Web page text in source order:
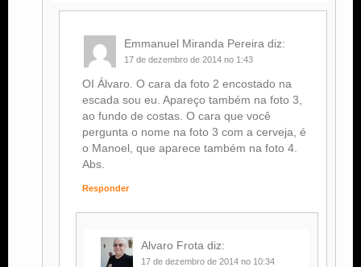
Emmanuel Miranda Pereira diz:
17 de dezembro de 2014 no 1:43
OI Álvaro. O cara da foto 2 encostado na
escada sou eu. Apareço também na foto 3,
ao fundo de costas. O cara que você
pergunta o nome na foto 3 com a cerveja, é
o Manoel, que aparece também na foto 4.
Abs.
Responder
Alvaro Frota diz:
17 de dezembro de 2014 no 10:34